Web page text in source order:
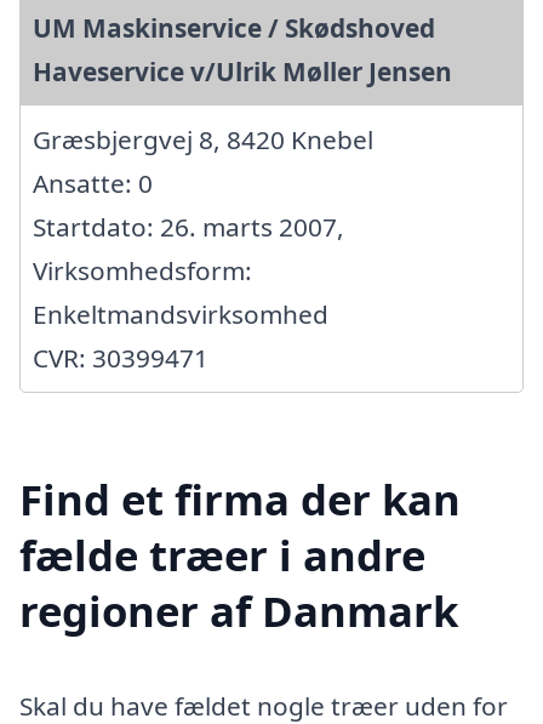
UM Maskinservice / Skødshoved
Haveservice v/Ulrik Møller Jensen
Græsbjergvej 8, 8420 Knebel
Ansatte: 0
Startdato: 26. marts 2007,
Virksomhedsform:
Enkeltmandsvirksomhed
CVR: 30399471
Find et firma der kan
fælde træer i andre
regioner af Danmark
Skal du have fældet nogle træer uden for